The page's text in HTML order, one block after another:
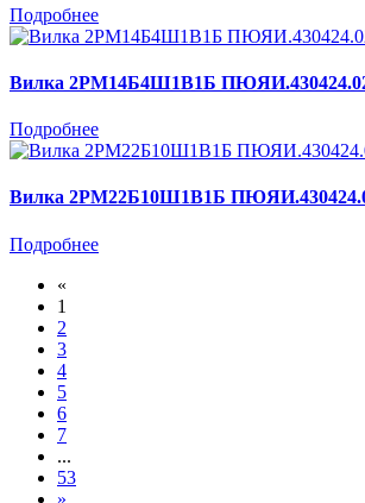
Подробнее
Вилка 2РМ14Б4Ш1В1Б
Подробнее
Вилка 2РМ22Б10Ш1В1Б
Подробнее
«
1
2
3
4
5
6
7
...
53
»